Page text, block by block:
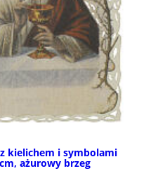
kielichem i symbolami
ażurowy brzeg